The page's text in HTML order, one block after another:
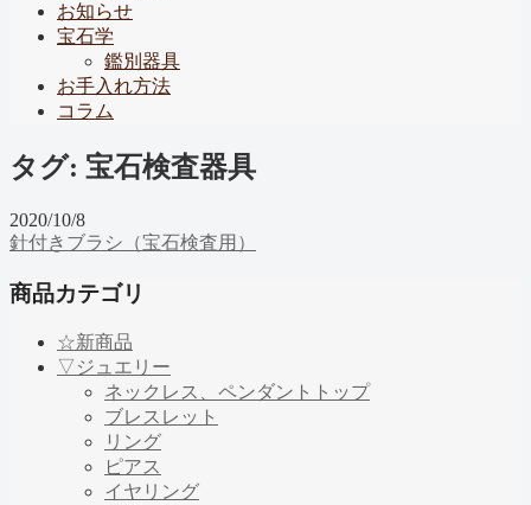
お知らせ
宝石学
鑑別器具
お手入れ方法
コラム
タグ: 宝石検査器具
2020/10/8
針付きブラシ（宝石検査用）
商品カテゴリ
☆新商品
▽ジュエリー
ネックレス、ペンダントトップ
ブレスレット
リング
ピアス
イヤリング